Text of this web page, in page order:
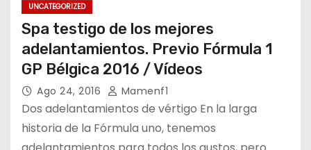
UNCATEGORIZED
Spa testigo de los mejores
adelantamientos. Previo Fórmula 1
GP Bélgica 2016 / Vídeos
Ago 24, 2016 Mamenf1
Dos adelantamientos de vértigo En la larga
historia de la Fórmula uno, tenemos